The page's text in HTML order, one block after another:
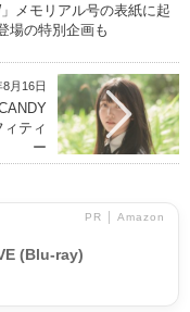
メモリアル号の表紙に起
場の特別企画も
月16日
ティ
ー
PR │ Amazon
(Blu-ray)